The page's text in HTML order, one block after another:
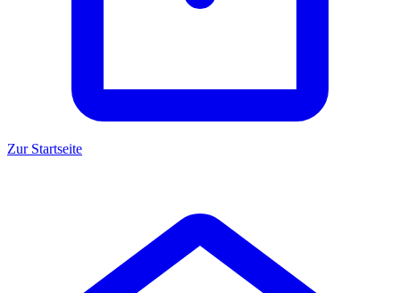
Zur Startseite